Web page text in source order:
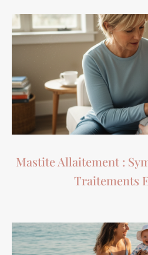
Mastite Allaitement :
Traitements